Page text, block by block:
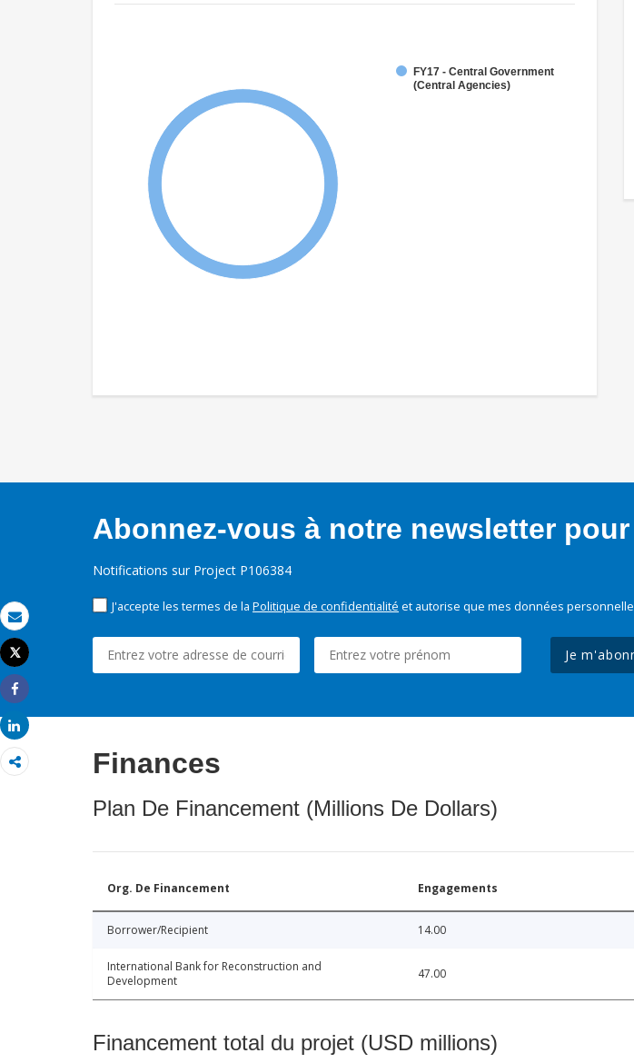
Email
Imprimer
Tweet
Share
Share
FY17 - Central Government
(Central Agencies)
Abonnez-vous à notre newsletter
Notifications sur Project P106384
J'accepte les termes de la Politique de confidentialité et autorise que mes données
Je
Finances
Plan De Financement (Millions De Dollars)
Org. De Financement Engagements
Borrower/Recipient 14.00
International Bank for Reconstruction and
Development
47.00
Financement total du projet (USD millions)